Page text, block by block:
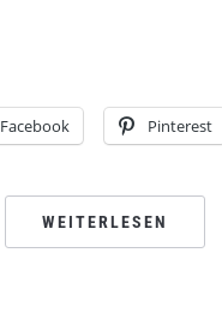
Facebook Pinterest
WEITERLESEN